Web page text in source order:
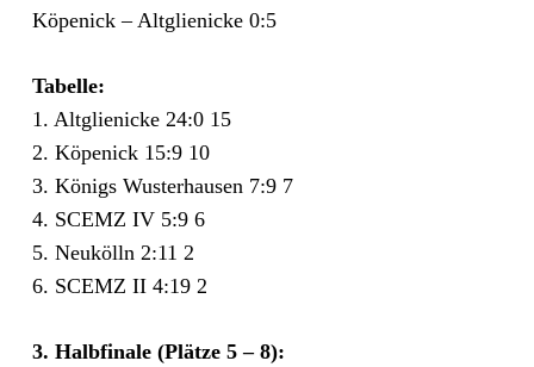
Köpenick – Altglienicke 0:5
Tabelle:
1. Altglienicke 24:0 15
2. Köpenick 15:9 10
3. Königs Wusterhausen 7:9 7
4. SCEMZ IV 5:9 6
5. Neukölln 2:11 2
6. SCEMZ II 4:19 2
3. Halbfinale (Plätze 5 – 8):